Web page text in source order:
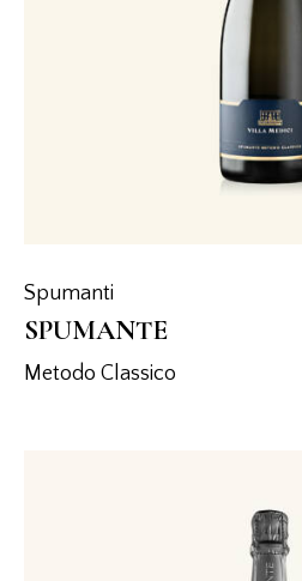
Spumanti
SPUMANTE
Metodo Classico